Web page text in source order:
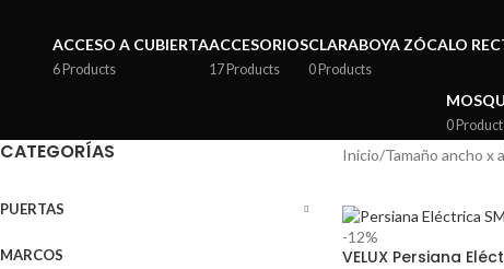
ACCESO A CUBIERTA
6 Products
ACCESORIOS
17 Products
CLARABOYA ZÓCALO
0 Products
0
CATEGORÍAS
PUERTAS
MARCOS
Inicio/Tamaño ancho x
-12%
VELUX Persiana